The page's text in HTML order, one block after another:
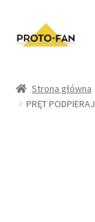
Kursy
Strona główna
PRĘT